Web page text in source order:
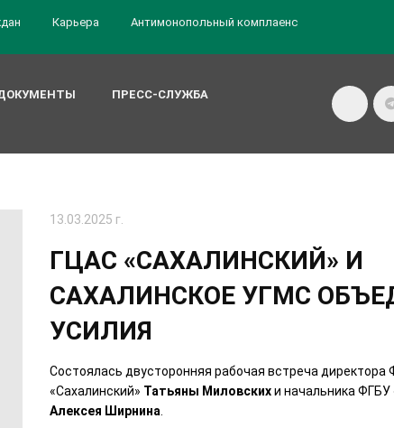
Карьера Антимонопольный комплаенс
ПРЕСС-СЛУЖБА
13.03.2025 г.
ГЦАС «САХАЛИНСКИЙ» И
САХАЛИНСКОЕ УГМС
УСИЛИЯ
Состоялась двусторонняя рабочая встреча директора
«Сахалинский» Татьяны Миловскихи начальника
Алексея Ширнина